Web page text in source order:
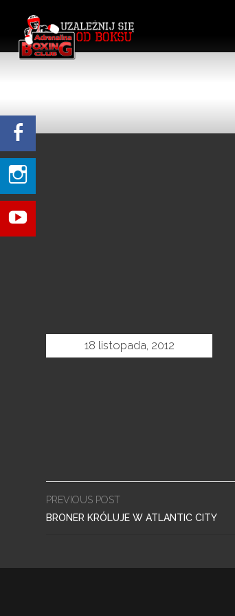
18 listopada, 2012
navigation
PREVIOUS POST
BRONER KRÓLUJE W ATLANTIC CITY